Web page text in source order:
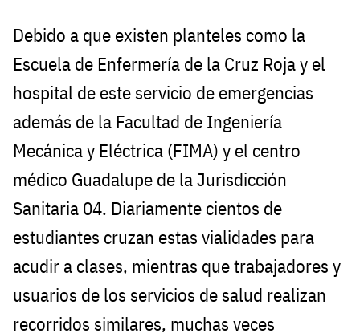
Debido a que existen planteles como la
Escuela de Enfermería de la Cruz Roja y el
hospital de este servicio de emergencias
además de la Facultad de Ingeniería
Mecánica y Eléctrica (FIMA) y el centro
médico Guadalupe de la Jurisdicción
Sanitaria 04. Diariamente cientos de
estudiantes cruzan estas vialidades para
acudir a clases, mientras que trabajadores y
usuarios de los servicios de salud realizan
recorridos similares, muchas veces